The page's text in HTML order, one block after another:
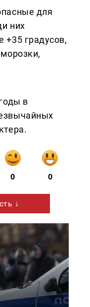
для
них
+35 градусов,
в
0 0
↓